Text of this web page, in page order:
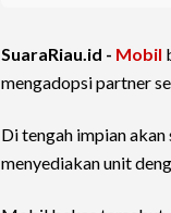
SuaraRiau.id - Mobil
mengadopsi partner
Di tengah impian akan
menyediakan unit